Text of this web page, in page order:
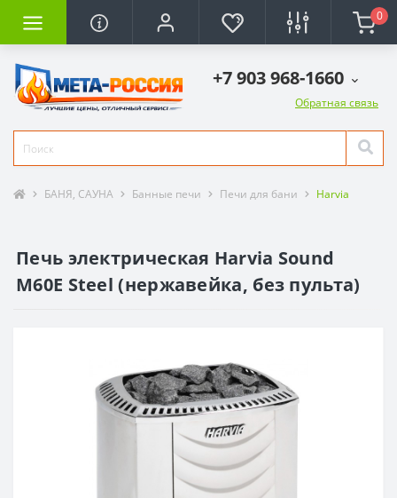
0
+7 903 968-1660
Обратная связь
БАНЯ, САУНА Банные печи Печи для бани Harvia
Печь электрическая Harvia Sound
M60E Steel (нержавейка, без пульта)